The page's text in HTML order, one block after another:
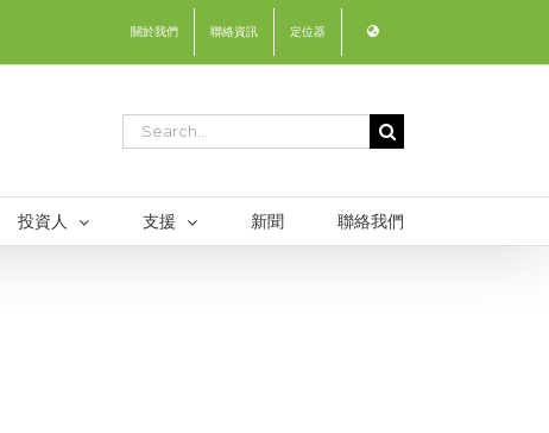
關於我們 聯絡資訊 定位器
Search
投資人 支援 新聞 聯絡我們